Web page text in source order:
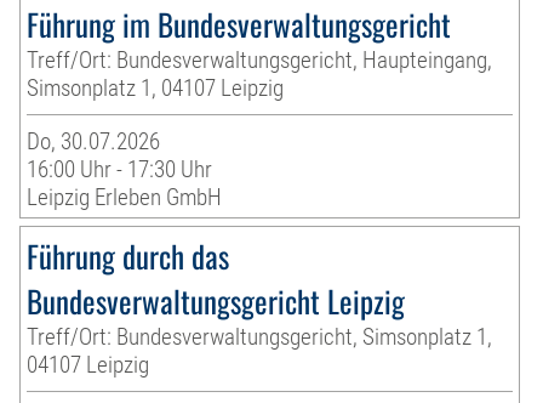
Führung im Bundesverwaltungsgericht
Treff/Ort: Bundesverwaltungsgericht, Haupteingang,
Simsonplatz 1, 04107 Leipzig
Do, 30.07.2026
16:00 Uhr - 17:30 Uhr
Leipzig Erleben GmbH
Führung durch das
Bundesverwaltungsgericht Leipzig
Treff/Ort: Bundesverwaltungsgericht, Simsonplatz 1,
04107 Leipzig